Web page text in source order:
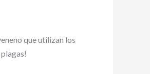
que utilizan los